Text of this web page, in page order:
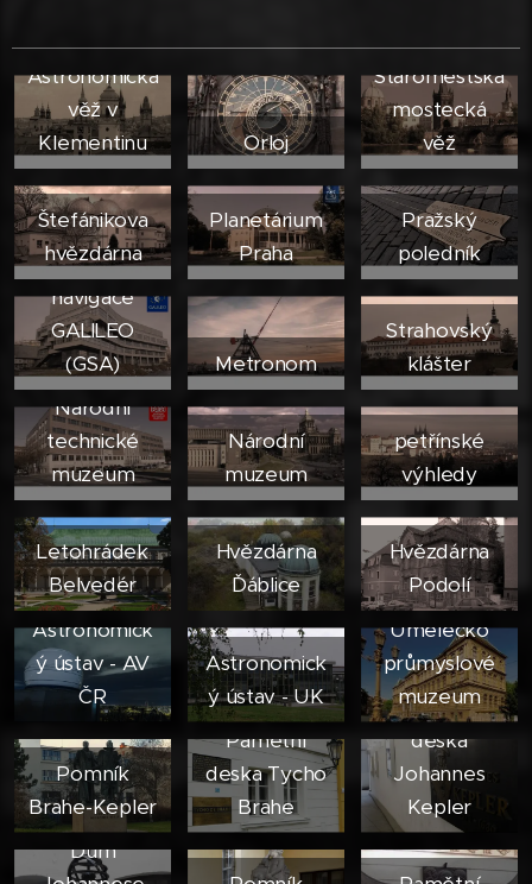
Astronomická
věž v
Klementinu
Orloj
Staroměstská
mostecká
věž
Štefánikova
hvězdárna
Planetárium
Praha
Pražský
poledník
navigace
GALILEO
(GSA)
Metronom
Strahovský
klášter
Národní
technické
muzeum
Národní
muzeum
petřínské
výhledy
Letohrádek
Belvedér
Hvězdárna
Ďáblice
Hvězdárna
Podolí
Astronomick
ý ústav - AV
ČR
Astronomick
ý ústav - UK
Umělecko
průmyslové
muzeum
Pomník
Brahe-Kepler
Pamětní
deska Tycho
Brahe
Pamětní
deska
Johannes
Kepler
Dům